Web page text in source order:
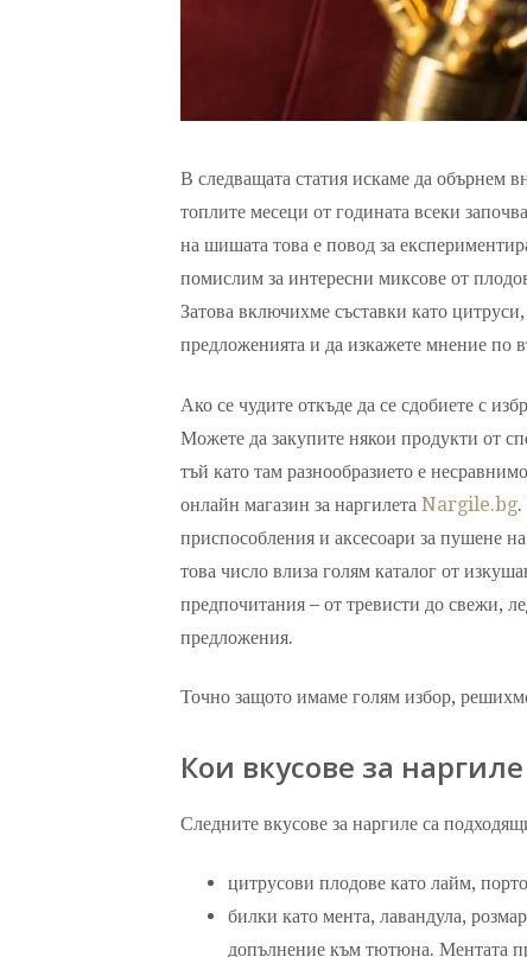
В следващата статия искаме да обърнем
топлите месеци от годината всеки
на шишата това е повод за
помислим за интересни миксове от
Затова включихме съставки като
предложенията и да изкажете мнение по
Ако се чудите откъде да се сдобиете с
Можете да закупите някои продукти от
тъй като там разнообразието е
онлайн магазин за наргилета Nargile.bg.
приспособления и аксесоари за пушене
това число влиза голям каталог от
предпочитания – от тревисти до свежи,
предложения.
Точно защото имаме голям избор,
Кои вкусове за
Следните вкусове за наргиле са
цитрусови плодове като лайм,
билки като мента, лавандула,
допълнение към тютюна. Ментата